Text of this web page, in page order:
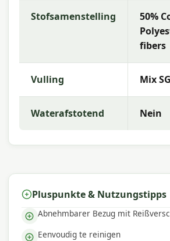
umfangreiches Sortiment mit
und hervorragendem Komfort,
Wahl für Ihren Außenbereich
Stofsamenstelling
50%
fibers
Vulling Mix
Waterafstotend Nein
Pluspunkte & Nutzungstipps
Abnehmbarer Bezug mit
Eenvoudig te reinigen